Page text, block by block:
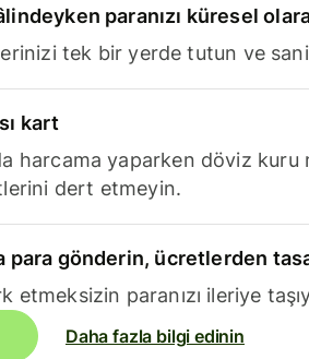
paranızı küresel
tek bir yerde tutun ve
kart
harcama yaparken döviz kuru
dert etmeyin.
para gönderin, ücretlerden
etmeksizin paranızı ileriye
Daha fazla bilgi edinin